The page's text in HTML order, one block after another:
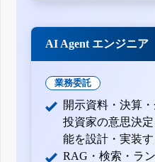
AI Agent エンジニア
業務委託
開示資料・決算
投資家の意思決
能を設計・実装す
RAG・検索・ラ